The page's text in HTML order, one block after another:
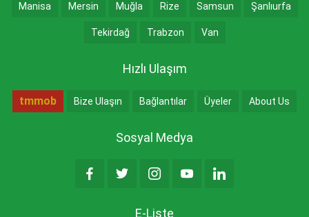
Manisa Mersin Muğla Rize Samsun Şanlıurfa
Tekirdağ Trabzon Van
Hızlı Ulaşım
tmmob Bize Ulaşın Bağlantılar Üyeler About Us
Sosyal Medya
E-Liste